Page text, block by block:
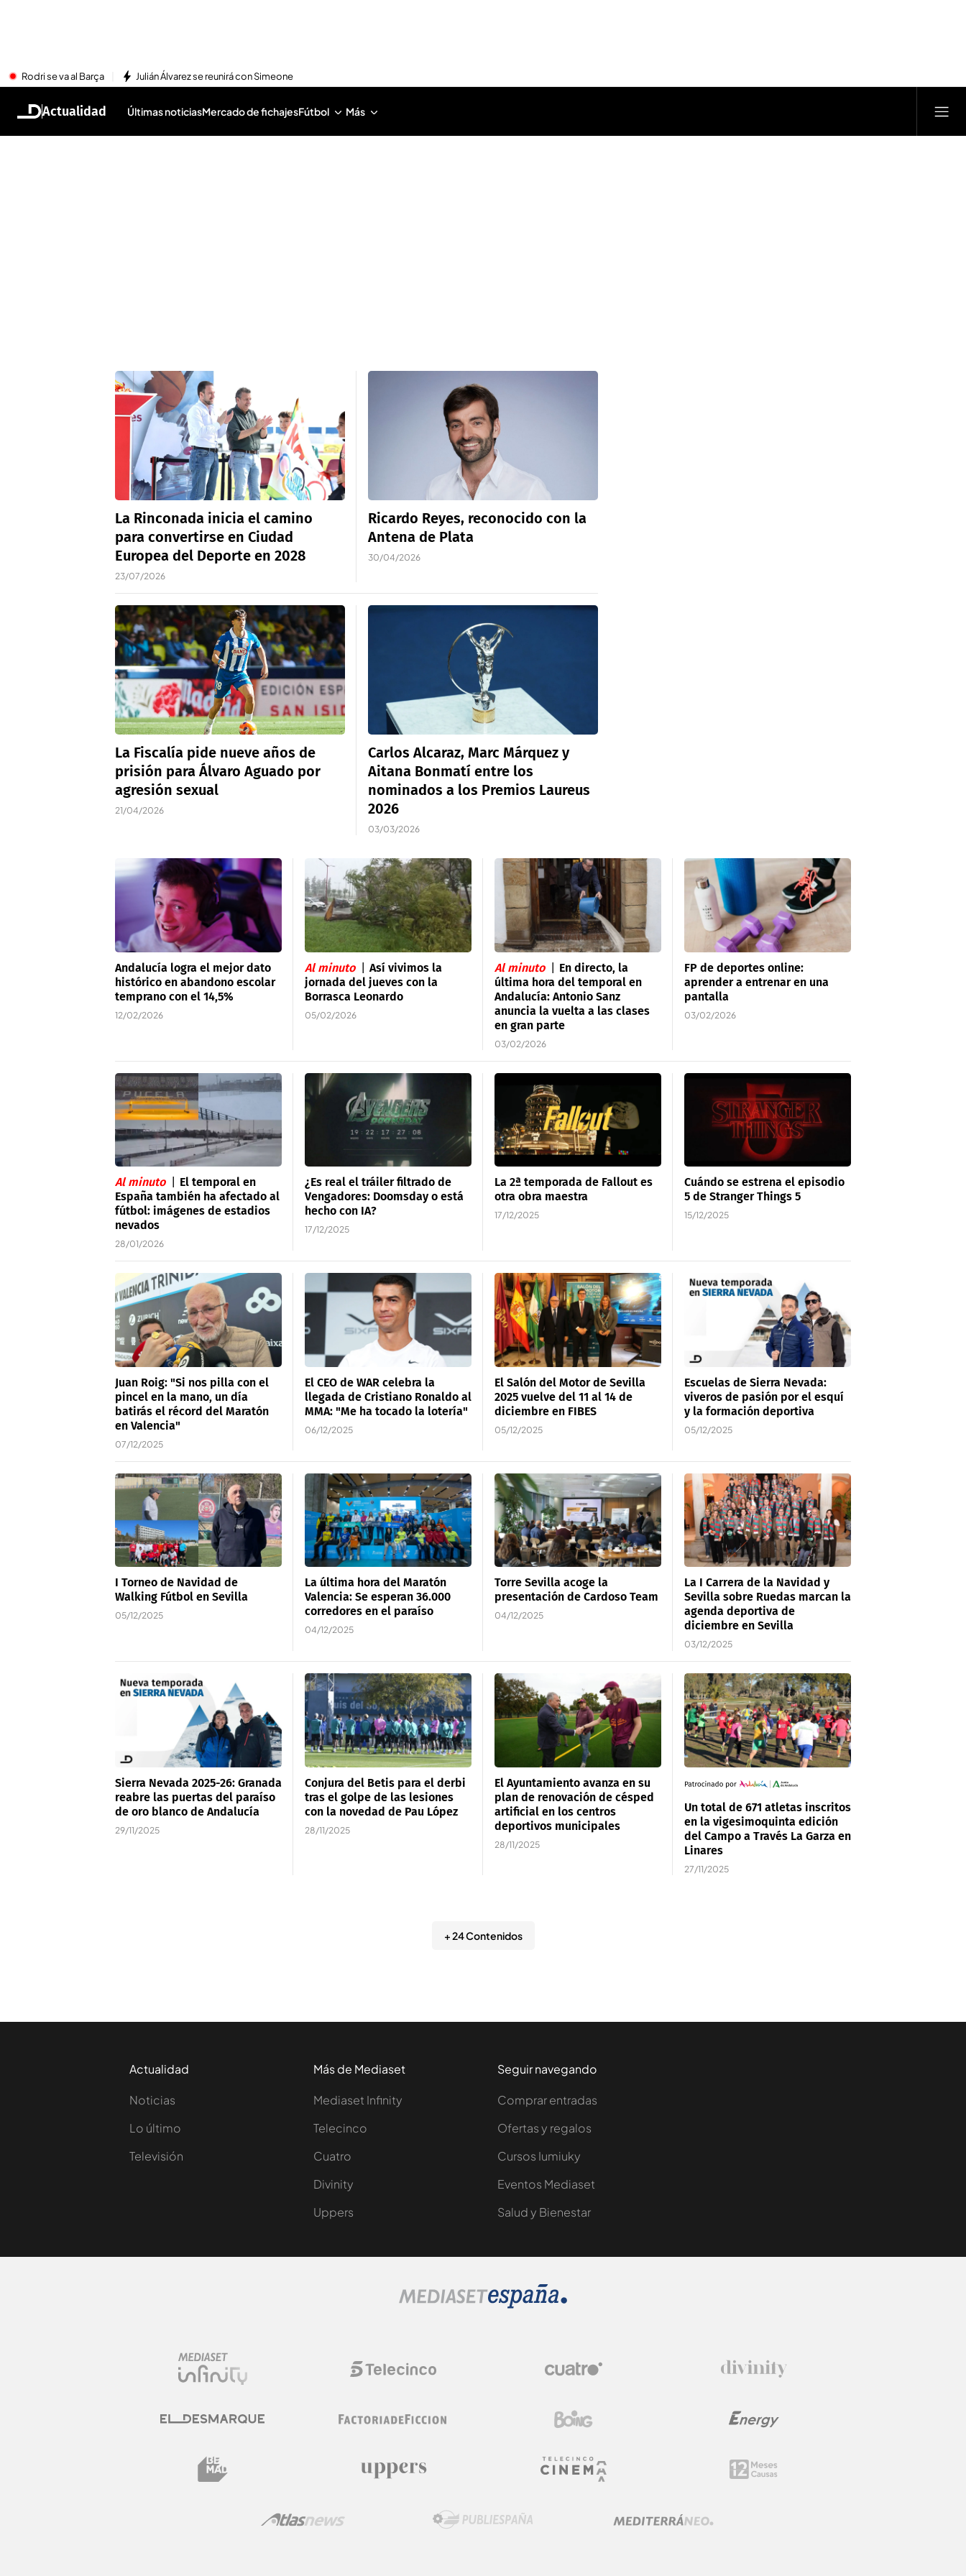
Rodri se va al Barça Julián Álvarez se reunirá con Simeone
Actualidad Últimas noticiasMercado de fichajesFútbol Más
La Rinconada inicia el camino
para convertirse en Ciudad
Europea del Deporte en 2028
23/07/2026
Ricardo Reyes, reconocido con la
Antena de Plata
30/04/2026
La Fiscalía pide nueve años de
prisión para Álvaro Aguado por
agresión sexual
21/04/2026
Carlos Alcaraz, Marc Márquez y
Aitana Bonmatí entre los
nominados a los Premios Laureus
2026
03/03/2026
Andalucía logra el mejor dato
histórico en abandono escolar
temprano con el 14,5%
12/02/2026
Al minuto
Así vivimos la
jornada del jueves con la
Borrasca Leonardo
05/02/2026
Al minuto
En directo, la
última hora del temporal en
Andalucía: Antonio Sanz
anuncia la vuelta a las clases
en gran parte
03/02/2026
FP de deportes online:
aprender a entrenar en una
pantalla
03/02/2026
Al minuto
El temporal en
España también ha afectado al
fútbol: imágenes de estadios
nevados
28/01/2026
¿Es real el tráiler filtrado de
Vengadores: Doomsday o está
hecho con IA?
17/12/2025
La 2ª temporada de Fallout es
otra obra maestra
17/12/2025
Cuándo se estrena el episodio
5 de Stranger Things 5
15/12/2025
Juan Roig: "Si nos pilla con el
pincel en la mano, un día
batirás el récord del Maratón
en Valencia"
07/12/2025
El CEO de WAR celebra la
llegada de Cristiano Ronaldo al
MMA: "Me ha tocado la lotería"
06/12/2025
El Salón del Motor de Sevilla
2025 vuelve del 11 al 14 de
diciembre en FIBES
05/12/2025
Escuelas de Sierra Nevada:
viveros de pasión por el esquí
y la formación deportiva
05/12/2025
I Torneo de Navidad de
Walking Fútbol en Sevilla
05/12/2025
La última hora del Maratón
Valencia: Se esperan 36.000
corredores en el paraíso
04/12/2025
Torre Sevilla acoge la
presentación de Cardoso Team
04/12/2025
La I Carrera de la Navidad y
Sevilla sobre Ruedas marcan la
agenda deportiva de
diciembre en Sevilla
03/12/2025
Sierra Nevada 2025-26: Granada
reabre las puertas del paraíso
de oro blanco de Andalucía
29/11/2025
Conjura del Betis para el derbi
tras el golpe de las lesiones
con la novedad de Pau López
28/11/2025
El Ayuntamiento avanza en su
plan de renovación de césped
artificial en los centros
deportivos municipales
28/11/2025
Un total de 671 atletas inscritos
en la vigesimoquinta edición
del Campo a Través La Garza en
Linares
27/11/2025
+ 24 Contenidos
Actualidad
Noticias
Lo último
Televisión
Más de Mediaset
Mediaset Infinity
Telecinco
Cuatro
Divinity
Uppers
Seguir navegando
Comprar entradas
Ofertas y regalos
Cursos Iumiuky
Eventos Mediaset
Salud y Bienestar